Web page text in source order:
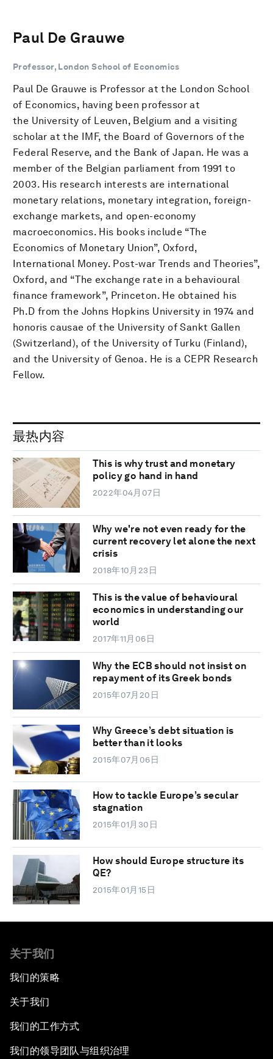
Paul De Grauwe
Professor, London School of Economics
Paul De Grauwe is Professor at the London School
of Economics, having been professor at
the University of Leuven, Belgium and a visiting
scholar at the IMF, the Board of Governors of the
Federal Reserve, and the Bank of Japan. He was a
member of the Belgian parliament from 1991 to
2003. His research interests are international
monetary relations, monetary integration, foreign-
exchange markets, and open-economy
macroeconomics. His books include “The
Economics of Monetary Union”, Oxford,
International Money. Post-war Trends and Theories”,
Oxford, and “The exchange rate in a behavioural
finance framework”, Princeton. He obtained his
Ph.D from the Johns Hopkins University in 1974 and
honoris causae of the University of Sankt Gallen
(Switzerland), of the University of Turku (Finland),
and the University of Genoa. He is a CEPR Research
Fellow.
最热内容
This is why trust and monetary
policy go hand in hand
2022年04月07日
Why we're not even ready for the
current recovery let alone the next
crisis
2018年10月23日
This is the value of behavioural
economics in understanding our
world
2017年11月06日
Why the ECB should not insist on
repayment of its Greek bonds
2015年07月20日
Why Greece’s debt situation is
better than it looks
2015年07月06日
How to tackle Europe’s secular
stagnation
2015年01月30日
How should Europe structure its
QE?
2015年01月15日
关于我们
我们的策略
关于我们
我们的工作方式
我们的领导团队与组织治理